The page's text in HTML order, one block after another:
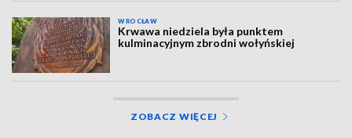
WROCŁAW
Krwawa niedziela była punktem
kulminacyjnym zbrodni wołyńskiej
ZOBACZ WIĘCEJ